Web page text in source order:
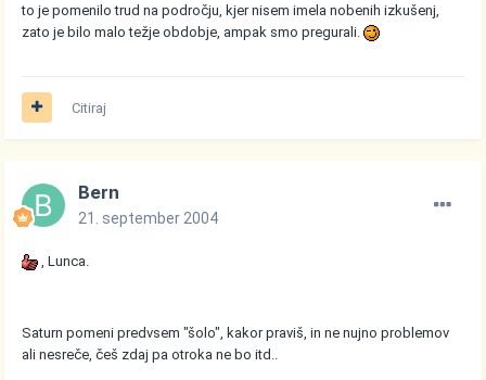
to je pomenilo trud na področju, kjer nisem imela nobenih izkušenj,
zato je bilo malo težje obdobje, ampak smo pregurali.
Citiraj
Bern
21. september 2004
, Lunca.
Saturn pomeni predvsem "šolo", kakor praviš, in ne nujno problemov
ali nesreče, češ zdaj pa otroka ne bo itd..